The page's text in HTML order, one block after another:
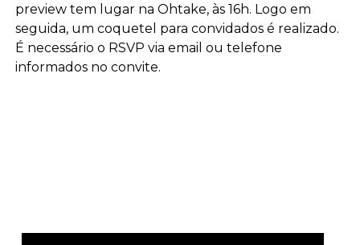
preview tem lugar na Ohtake, às 16h. Logo em
seguida, um coquetel para convidados é realizado.
É necessário o RSVP via email ou telefone
informados no convite.